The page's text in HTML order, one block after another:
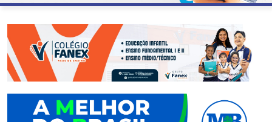
ABASTECIMENTO
AÇÃO
SOCIAL
ADMINISTRAÇÃO